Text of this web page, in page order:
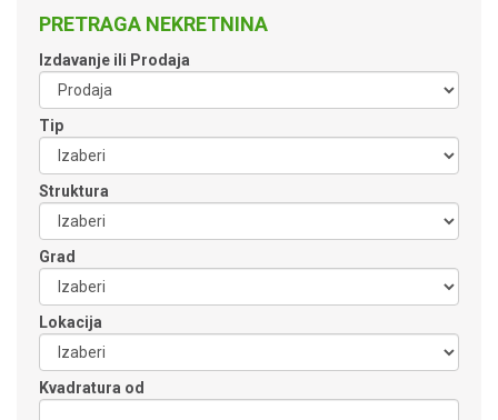
PRETRAGA NEKRETNINA
Izdavanje ili Prodaja
Tip
Struktura
Grad
Lokacija
Kvadratura od